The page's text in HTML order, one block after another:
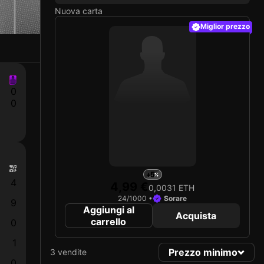
0
0
4
9
0
1
Nuova carta
Miglior prezzo
+5
0,0031 ETH
24/1000 • Sorare
Aggiungi al
carrello
Acquista
3 vendite Prezzo minimo